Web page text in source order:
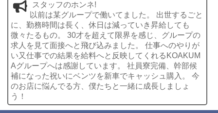
スタッフのホンネ!
以前は某グループで働いてました。 出世するごと
に、勤務時間は長く、休日は減っていき昇給しても
微々たるもの。 30才を超えて限界を感じ、グループの
求人を見て面接へと飛び込みました。 仕事へのやりが
い又仕事での結果を給料へと反映してくれるKOAKUM
Aグループへは感謝しています。 社員寮完備、幹部候
補になった祝いにベンツを新車でキャッシュ購入。 今
のお店に悩んでる方、僕たちと一緒に成長しましょ
う！